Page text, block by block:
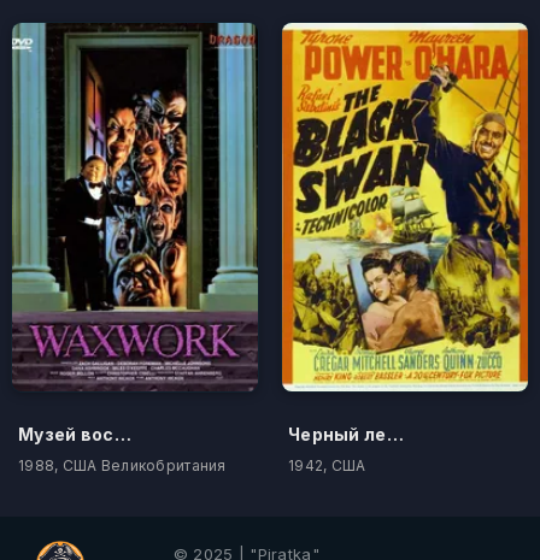
Музей восковых фигур
1988, США Великобритания
Черный лебедь
1942, США
© 2025 | "Piratka"